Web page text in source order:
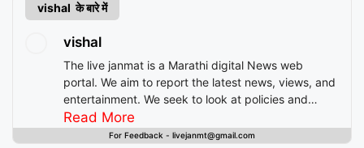
vishal के बारे में
vishal
The live janmat is a Marathi digital News web
portal. We aim to report the latest news, views, and
entertainment. We seek to look at policies and
decision-making from the perspective of people.
Read More
For Feedback - livejanmt@gmail.com